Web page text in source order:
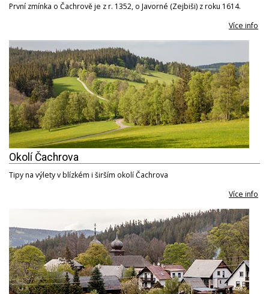
První zmínka o Čachrově je z r. 1352, o Javorné (Zejbiši) z roku 1614.
Více info
Okolí Čachrova
Tipy na výlety v blízkém i širším okolí Čachrova
Více info